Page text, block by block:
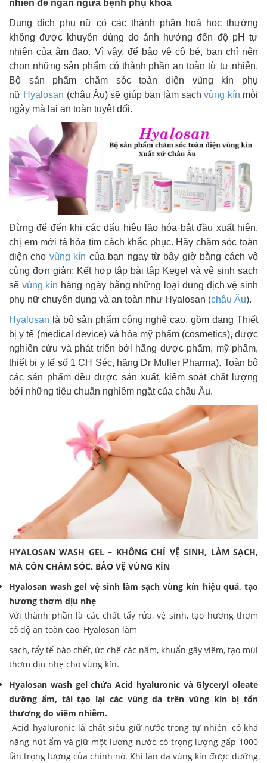
nhiên để ngăn ngừa bệnh phụ khoa
Dung dịch phụ nữ có các thành phần hoá học thường
không được khuyên dùng do ảnh hưởng đến độ pH tự
nhiên của âm đạo. Vì vậy, để bảo vệ cô bé, bạn chỉ nên
chọn những sản phẩm có thành phần an toàn từ tự nhiên.
Bộ sản phẩm chăm sóc toàn diện vùng kín phụ
nữ Hyalosan (châu Âu) sẽ giúp bạn làm sạchvùng kín mỗi
ngày mà lại an toàn tuyệt đối.
Đừng để đến khi các dấu hiệu lão hóa bắt đầu xuất hiện,
chị em mới tá hỏa tìm cách khắc phục. Hãy chăm sóc toàn
diện cho vùng kín của bạn ngay từ bây giờ bằng cách vô
cùng đơn giản: Kết hợp tập bài tập Kegel và vệ sinh sạch
sẽ vùng kín hàng ngày bằng những loại dung dịch vệ sinh
phụ nữ chuyên dụng và an toàn như Hyalosan (châu Âu).
Hyalosan là bộ sản phẩm công nghệ cao, gồm dạng Thiết
bị y tế (medical device) và hóa mỹ phẩm (cosmetics), được
nghiên cứu và phát triển bởi hãng dược phẩm, mỹ phẩm,
thiết bị y tế số 1 CH Séc, hãng Dr Muller Pharma). Toàn bộ
các sản phẩm đều được sản xuất, kiểm soát chất lượng
bởi những tiêu chuẩn nghiêm ngặt của châu Âu.
HYALOSAN WASH GEL – KHÔNG CHỈ VỆ SINH, LÀM SẠCH,
MÀ CÒN CHĂM SÓC, BẢO VỆ VÙNG KÍN
Hyalosan wash gel vệ sinh làm sạch vùng kín hiệu quả, tạo
hương thơm dịu nhẹ
Với thành phần là các chất tẩy rửa, vệ sinh, tạo hương thơm
có độ an toàn cao, Hyalosan làm
sạch, tẩy tế bào chết, ức chế các nấm, khuẩn gây viêm, tạo mùi
thơm dịu nhẹ cho vùng kín.
Hyalosan wash gel chứa Acid hyaluronic và Glyceryl oleate
dưỡng ẩm, tái tạo lại các vùng da trên vùng kín bị tổn
thương do viêm nhiễm.
Acid hyaluronic là chất siêu giữ nước trong tự nhiên, có khả
năng hút ẩm và giữ một lượng nước có trọng lượng gấp 1000
lần trọng lượng của chính nó. Khi làn da vùng kín được dưỡng